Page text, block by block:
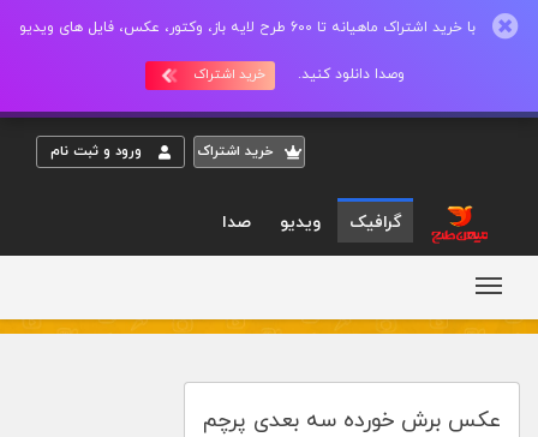
با خرید اشتراک ماهیانه تا 600 طرح لایه باز، وکتور، عکس، فایل های ویدیو
وصدا دانلود کنید. خرید اشتراک
خريد اشتراک ورود و ثبت نام
گرافیک ویدیو صدا
عکس برش خورده سه بعدی پرچم